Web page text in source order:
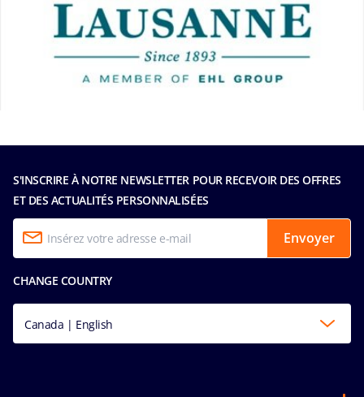
S'INSCRIRE À NOTRE NEWSLETTER POUR RECEVOIR DES OFFRES
ET DES ACTUALITÉS PERSONNALISÉES
Envoyer
CHANGE COUNTRY
Canada | English